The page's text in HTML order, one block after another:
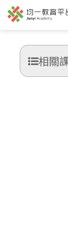
相關